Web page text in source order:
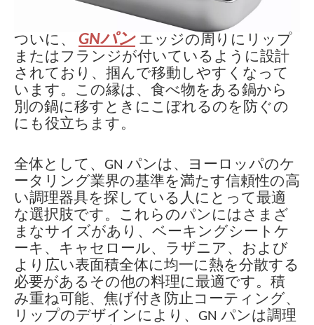
ついに、 GNパンエッジの周りにリップ
またはフランジが付いているように設計
されており、掴んで移動しやすくなって
います。この縁は、食べ物をある鍋から
別の鍋に移すときにこぼれるのを防ぐの
にも役立ちます。
全体として、GN パンは、ヨーロッパのケ
ータリング業界の基準を満たす信頼性の高
い調理器具を探している人にとって最適
な選択肢です。これらのパンにはさまざ
まなサイズがあり、ベーキングシートケ
ーキ、キャセロール、ラザニア、および
より広い表面積全体に均一に熱を分散する
必要があるその他の料理に最適です。積
み重ね可能、焦げ付き防止コーティング、
リップのデザインにより、GN パンは調理